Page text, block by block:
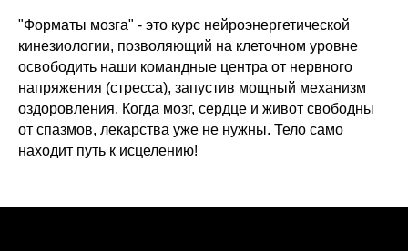
"Форматы мозга" - это курс нейроэнергетической
кинезиологии, позволяющий на клеточном уровне
освободить наши командные центра от нервного
напряжения (стресса), запустив мощный механизм
оздоровления. Когда мозг, сердце и живот свободны
от спазмов, лекарства уже не нужны. Тело само
находит путь к исцелению!